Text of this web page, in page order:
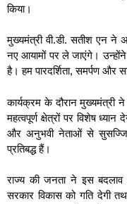
किया।
मुख्यमंत्री वी.डी. सतीश एन
नए आयामों पर ले जाएंगे। उन्होंने
है। हम पारदर्शिता, समर्पण और
कार्यक्रम के दौरान मुख्यमंत्री ने
महत्वपूर्ण क्षेत्रों पर विशेष
और अनुभवी नेताओं से
प्रतिबद्ध हैं।
राज्य की जनता ने इस
सरकार विकास को गति देगी